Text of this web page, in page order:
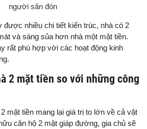
người săn đón
được nhiều chi tiết kiến trúc, nhà có 2
và sáng sủa hơn nhà một mặt tiền.
rất phù hợp với các hoạt động kinh
2 mặt tiền so với những công
mặt tiền mang lại giá trị to lớn về cả vật
căn hộ 2 mặt giáp đường, gia chủ sẽ